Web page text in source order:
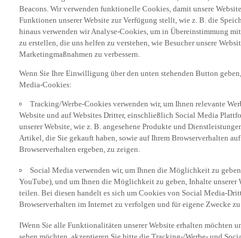
Funktionen unserer Website zur Verfügung stellt, wie z. B. die
hinaus verwenden wir Analyse-Cookies, um in Übereinstimmung
zu erstellen, die uns helfen zu verstehen, wie Besucher unsere
Marketingmaßnahmen zu verbessern.
Wenn Sie Ihre Einwilligung über den unten stehenden Button
Media-Cookies:
Tracking/Werbe-Cookies verwenden wir, um Ihnen relevante
Website und auf Websites Dritter, einschließlich Social Media
unserer Website, wie z. B. angesehene Produkte und
Artikel, die Sie gekauft haben, sowie auf Ihrem Browserverhalten
Browserverhalten ergeben, zu zeigen.
Social Media verwenden wir, um Ihnen die Möglichkeit zu
YouTube), und um Ihnen die Möglichkeit zu geben, Inhalte unserer
teilen. Bei diesen handelt es sich um Cookies von Social Media-
Browserverhalten im Internet zu verfolgen und für eigene Zwecke zu
IWenn Sie alle Funktionalitäten unserer Website erhalten möchten
sehen möchten, akzeptieren Sie bitte die Tracking-/Werbe- und
klicken. Wenn Sie diese Cookies nicht oder nur bestimmte